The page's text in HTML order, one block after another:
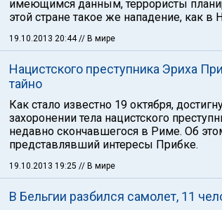
имеющимся данным, террористы
этой стране такое же нападение, как в
19.10.2013 20:44// В мире
Нацистского преступника Эриха
тайно
Как стало известно 19 октября,
захоронении тела нацистского
недавно скончавшегося в Риме. Об
представлявший интересы Прибке.
19.10.2013 19:25 // В мире
В Бельгии разбился самолет, 11